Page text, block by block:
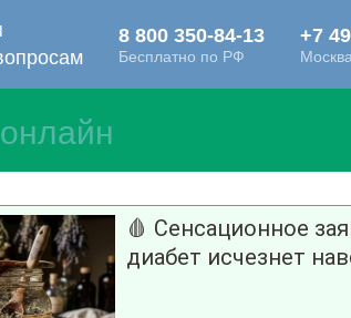
🩸 Сенсационное
диабет исчезнет